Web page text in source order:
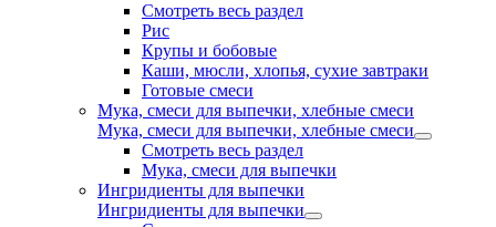
Смотреть весь раздел
Рис
Крупы и бобовые
Каши, мюсли, хлопья, сухие завтраки
Готовые смеси
Мука, смеси для выпечки, хлебные смеси
Мука, смеси для выпечки, хлебные смеси
Смотреть весь раздел
Мука, смеси для выпечки
Ингридиенты для выпечки
Ингридиенты для выпечки